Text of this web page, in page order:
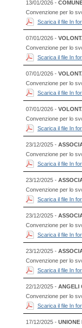
13/01/2026 -
Convenzione per lo
Scarica il file In
07/01/2026 -
Convenzione per lo
Scarica il file In
07/01/2026 -
Convenzione per lo
Scarica il file In
07/01/2026 -
Convenzione per lo
Scarica il file In
23/12/2025 -
Convenzione per lo
Scarica il file In
23/12/2025 -
Convenzione per lo
Scarica il file In
23/12/2025 -
Convenzione per lo
Scarica il file In
23/12/2025 -
Convenzione per lo
Scarica il file In
22/12/2025 - ANGELI
Convenzione per lo
Scarica il file In
17/12/2025 - UNIONE